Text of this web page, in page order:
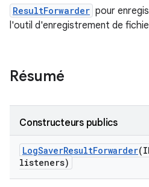
ResultForwarder pour
l'outil d'enregistrement de
Résumé
Constructeurs publics
LogSaverResultForwarder
listeners)